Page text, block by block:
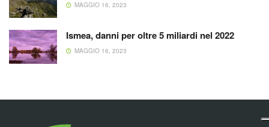
MAGGIO 16, 2023
Ismea, danni per oltre 5 miliardi nel 2022
MAGGIO 16, 2023